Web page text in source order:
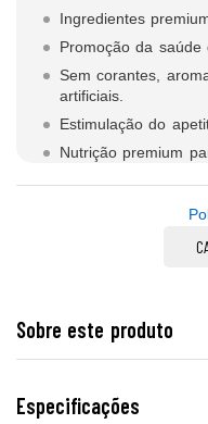
Ingredientes
Promoção da saúde
Sem corantes,
artificiais.
Estimulação do
Nutrição premium
Sobre este produto
Especificações